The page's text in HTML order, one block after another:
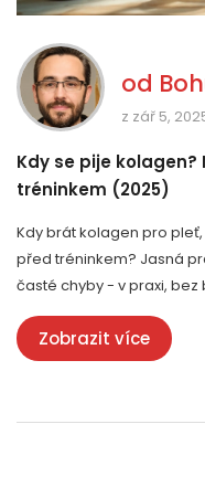
od
z zář 5,
Kdy se pije
tréninkem (2025)
Kdy brát kolagen pro
před tréninkem? Jasná
časté chyby - v praxi, bez
Zobrazit více